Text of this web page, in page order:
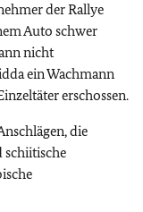
der Rallye
Auto schwer
nicht
ein Wachmann
erschossen.
die
schiitische